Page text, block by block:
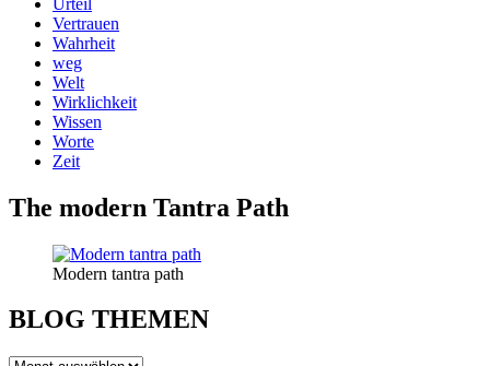
Vertrauen
Wahrheit
weg
Welt
Wirklichkeit
Wissen
Worte
Zeit
The modern Tantra Path
Modern tantra path
BLOG THEMEN